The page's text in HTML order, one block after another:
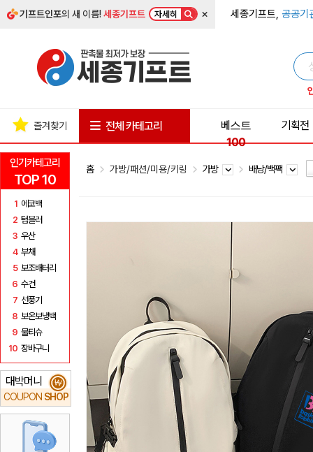
기프트인포의 새 이름!세종기프트 자세히 × 세종기프트, 공공기
인기카테고리
TOP 10
1 에코백
2 텀블러
3 우산
4 부채
5 보조배터리
6 수건
7 선풍기
8 보온보냉백
9 물티슈
10 장바구니
대박머니
COUPON SHOP
₩
즐겨찾기 전체 카테고리
베스트
100
기획전
홈 가방/패션/미용/키링 가방 배낭/백팩